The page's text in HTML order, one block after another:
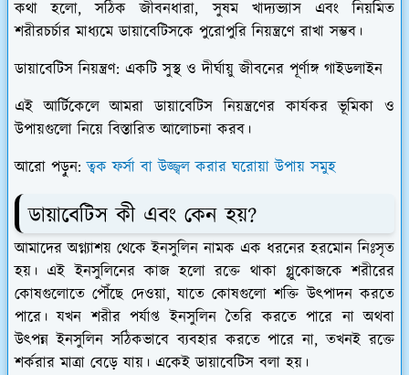
কথা হলো, সঠিক জীবনধারা, সুষম খাদ্যভ্যাস এবং নিয়মিত
শরীরচর্চার মাধ্যমে ডায়াবেটিসকে পুরোপুরি নিয়ন্ত্রণে রাখা সম্ভব।
ডায়াবেটিস নিয়ন্ত্রণ: একটি সুস্থ ও দীর্ঘায়ু জীবনের পূর্ণাঙ্গ গাইডলাইন
​এই আর্টিকেলে আমরা ডায়াবেটিস নিয়ন্ত্রণের কার্যকর ভূমিকা ও
উপায়গুলো নিয়ে বিস্তারিত আলোচনা করব।
আরো পড়ুন:ত্বক ফর্সা বা উজ্জ্বল করার ঘরোয়া উপায় সমুহ
​ডায়াবেটিস কী এবং কেন হয়?
​আমাদের অগ্ন্যাশয় থেকেইনসুলিন নামক এক ধরনের হরমোন নিঃসৃত
হয়। এই ইনসুলিনের কাজ হলো রক্তে থাকা গ্লুকোজকে শরীরের
কোষগুলোতে পৌঁছে দেওয়া, যাতে কোষগুলো শক্তি উৎপাদন করতে
পারে। যখন শরীর পর্যাপ্ত ইনসুলিন তৈরি করতে পারে না অথবা
উৎপন্ন ইনসুলিন সঠিকভাবে ব্যবহার করতে পারে না, তখনই রক্তে
শর্করার মাত্রা বেড়ে যায়। একেই ডায়াবেটিস বলা হয়।